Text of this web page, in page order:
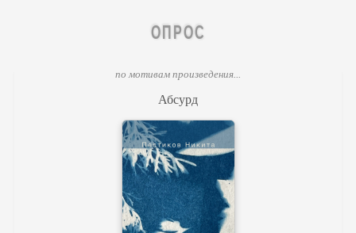
ОПРОС
по мотивам произведения...
Абсурд